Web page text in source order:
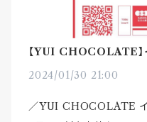
【YUI CHOCOLATE】
2024/01/30 21:00
／YUI CHOCOLATE イ